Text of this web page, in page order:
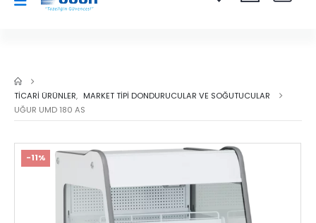
TICARI ÜRÜNLER, MARKET TIPI DONDURUCULAR VE SOĞUTUCULAR
UĞUR UMD 180 AS
-11%